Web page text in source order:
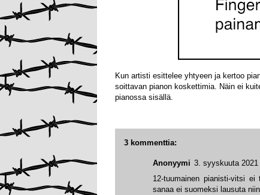
Kun artisti esittelee yhtyeen ja kertoo
soittavan pianon koskettimia. Näin ei
pianossa sisällä.
3 kommenttia:
Anonyymi 3. syyskuuta
12-tuumainen pianisti-vitsi
sanaa ei suomeksi lausuta